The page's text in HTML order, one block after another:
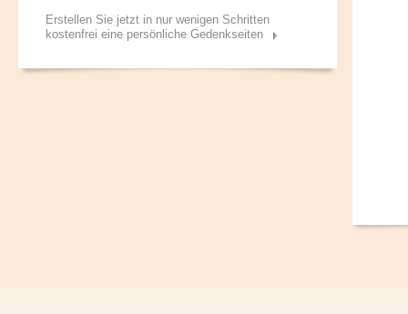
Erstellen Sie jetzt in nur wenigen Schritten
kostenfrei eine persönliche Gedenkseiten